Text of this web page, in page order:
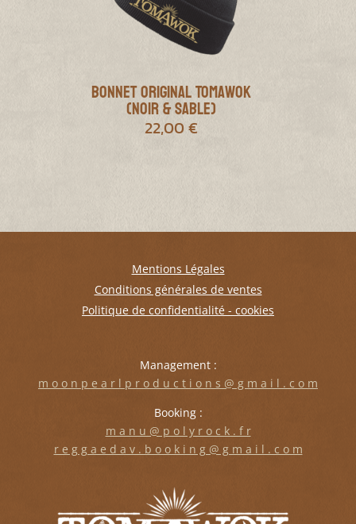
Bonnet Original Tomawok
(Noir & Sable)
22,00€
Mentions Légales
Conditions générales de ventes
Politique de confidentialité - cookies
Management :
m o o n p e a r l p r o d u c t i o n s @ g m a i l . c o m
Booking :
m a n u @ p o l y r o c k . f r
r e g g a e d a v . b o o k i n g @ g m a i l . c o m